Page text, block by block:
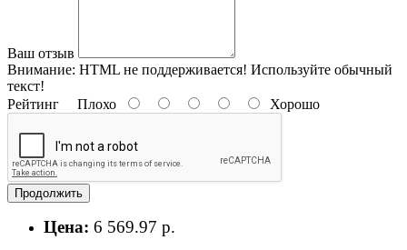
Ваш отзыв
Внимание: HTML не поддерживается! Используйте обычный
текст!
Рейтинг Плохо Хорошо
Продолжить
Цена: 6 569.97 р.